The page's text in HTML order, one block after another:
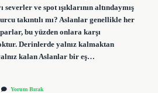
severler ve spot ışıklarının altındaymış
takıntılı mı? Aslanlar genellikle her
bu yüzden onlara karşı
Derinlerde yalnız kalmaktan
kalan Aslanlar bir eş…
Yorum Bırak